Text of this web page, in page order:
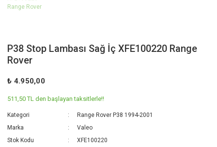
P38 Stop Lambası Sağ İç XFE100220 Range
Rover
₺ 4.950,00
511,50 TL den başlayan taksitlerle!!
Kategori
Range Rover P38 1994-2001
Marka
Valeo
Stok Kodu
XFE100220